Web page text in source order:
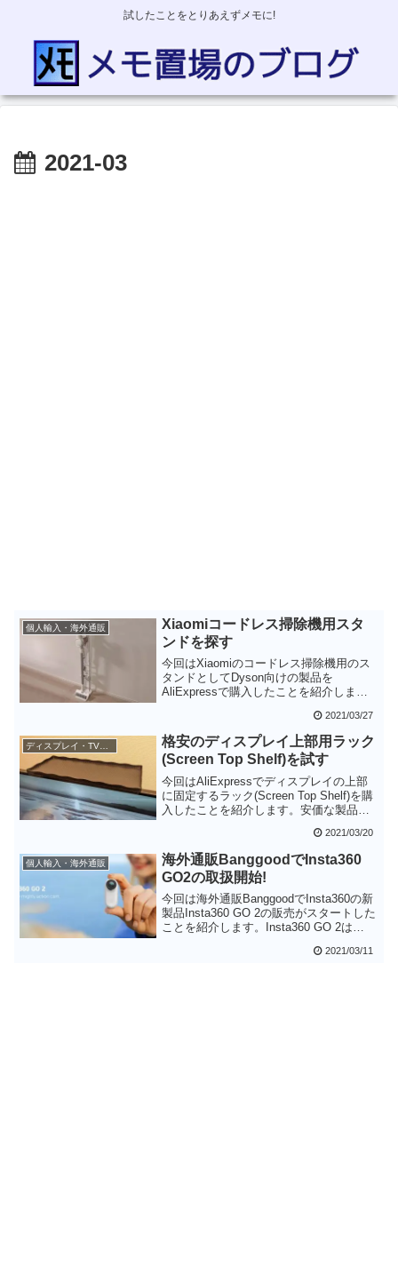
試したことをとりあえずメモに!
2021-03
個人輸入・海外通販
Xiaomiコードレス掃除機用スタ
ンドを探す
今回はXiaomiのコードレス掃除機用のス
タンドとしてDyson向けの製品を
AliExpressで購入したことを紹介しま
がありましたが、実際に使って見たとこ
ろ掃除機も取り出しやすく使いやすいで
す。白い色もXiaomi Mijia 1Cにマッチし
て良い感じです。Amazonや楽天でも購入
できるようなので、同じ掃除機を利用し
ている方にはお勧めしたい製品です。
2021/03/27
ディスプレイ・TV関係
格安のディスプレイ上部用ラック
(Screen Top Shelf)を試す
今回はAliExpressでディスプレイの上部
に固定するラック(Screen Top Shelf)を購
入したことを紹介します。安価な製品で
ができ、机を広く使うことができます。
引っかけるところがあるならばディスプ
レイ以外にも使うことができます。結構
便利なため私は追加で購入してしまいま
した。
2021/03/20
個人輸入・海外通販
海外通販BanggoodでInsta360
GO2の取扱開始!
今回は海外通販BanggoodでInsta360の新
製品Insta360 GO 2の販売がスタートした
ことを紹介します。Insta360 GO 2は
力的なカメラです。海外通販のBanggood
2021/03/11